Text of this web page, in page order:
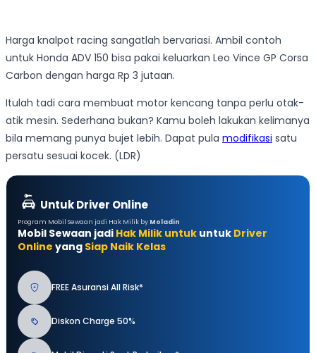
Harga knalpot racing sangatlah bervariasi. Ambil contoh
untuk Honda ADV 150 bisa pakai keluarkan Leo Vince GP Corsa
Carbon dengan harga Rp 3 jutaan.
Itulah tadi cara membuat motor kencang tanpa perlu otak-
atik mesin. Sederhana bukan? Kamu boleh lakukan kelimanya
bila memang punya bujet lebih. Dapat pula modifikasi satu
persatu sesuai kocek. (LDR)
Untuk Driver Online
Program Mobil Sewaan jadi Hak Milik by Moladin
Mobil Sewaan jadi Hak Milik untuk untuk Driver
Online yang Siap Naik Kelas
FREE Asuransi All Risk*
Diskon Charge 50%